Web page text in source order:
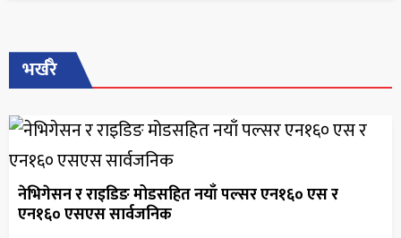
भर्खरै
नेभिगेसन र राइडिङ मोडसहित नयाँ पल्सर एन१६० एस र
एन१६० एसएस सार्वजनिक